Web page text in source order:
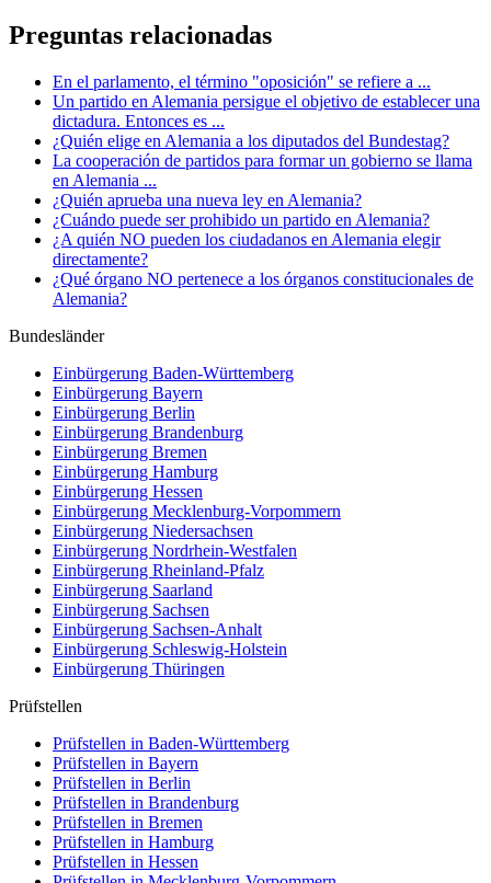
Preguntas relacionadas
En el parlamento, el término "oposición" se refiere a ...
Un partido en Alemania persigue el objetivo de establecer una
dictadura. Entonces es ...
¿Quién elige en Alemania a los diputados del Bundestag?
La cooperación de partidos para formar un gobierno se llama
en Alemania ...
¿Quién aprueba una nueva ley en Alemania?
¿Cuándo puede ser prohibido un partido en Alemania?
¿A quién NO pueden los ciudadanos en Alemania elegir
directamente?
¿Qué órgano NO pertenece a los órganos constitucionales de
Alemania?
Bundesländer
Einbürgerung Baden-Württemberg
Einbürgerung Bayern
Einbürgerung Berlin
Einbürgerung Brandenburg
Einbürgerung Bremen
Einbürgerung Hamburg
Einbürgerung Hessen
Einbürgerung Mecklenburg-Vorpommern
Einbürgerung Niedersachsen
Einbürgerung Nordrhein-Westfalen
Einbürgerung Rheinland-Pfalz
Einbürgerung Saarland
Einbürgerung Sachsen
Einbürgerung Sachsen-Anhalt
Einbürgerung Schleswig-Holstein
Einbürgerung Thüringen
Prüfstellen
Prüfstellen in Baden-Württemberg
Prüfstellen in Bayern
Prüfstellen in Berlin
Prüfstellen in Brandenburg
Prüfstellen in Bremen
Prüfstellen in Hamburg
Prüfstellen in Hessen